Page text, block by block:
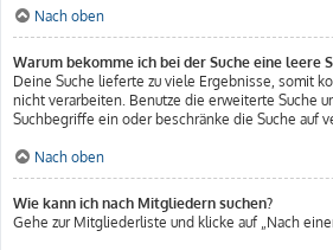
Nach oben
Warum bekomme ich bei der Suche eine leere
Deine Suche lieferte zu viele Ergebnisse, somit
nicht verarbeiten. Benutze die erweiterte Suche
Suchbegriffe ein oder beschränke die Suche auf
Nach oben
Wie kann ich nach Mitgliedern suchen?
Gehe zur Mitgliederliste und klicke auf „Nach